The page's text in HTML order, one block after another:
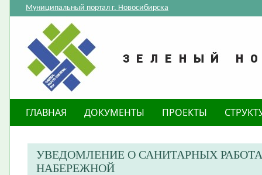
Муниципальный портал г. Новосибирска
ГЛАВНАЯ ДОКУМЕНТЫ ПРОЕКТЫ
УВЕДОМЛЕНИЕ О САНИТАРНЫХ
НАБЕРЕЖНОЙ